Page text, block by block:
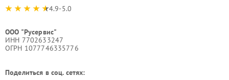
4.9-5.0
ООО "Русервис"
ИНН 7702633247
ОГРН 1077746335776
Поделиться в соц. сетях: